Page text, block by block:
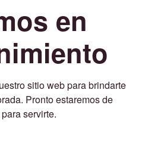
en
sitio web para brindarte
Pronto estaremos de
servirte.